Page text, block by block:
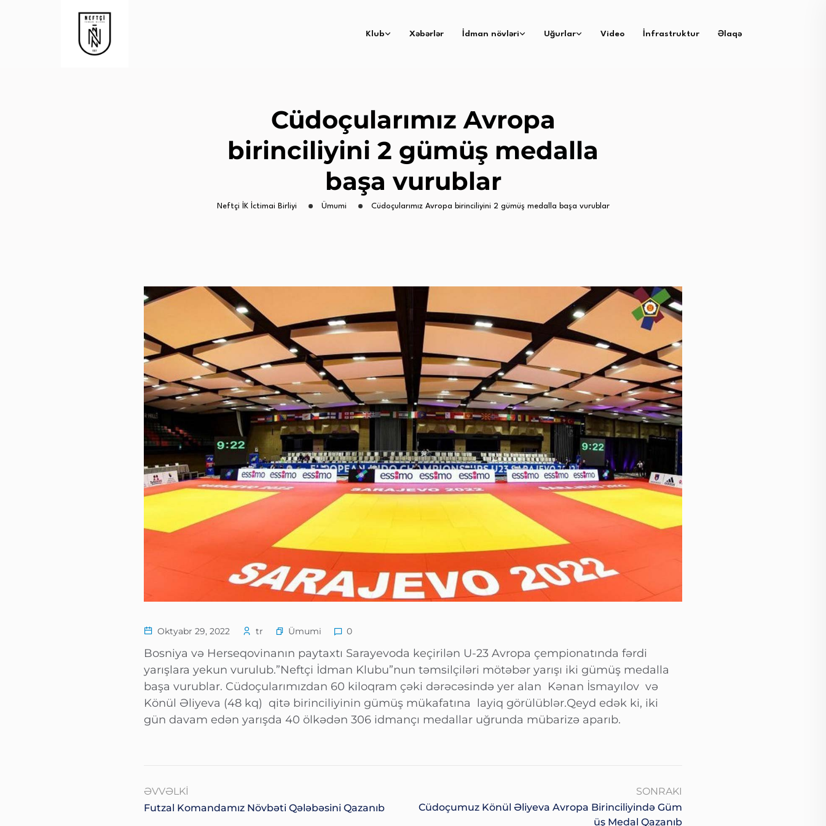
Klub Xəbərlər İdman növləri Uğurlar Video İnfrastruktur Əlaqə
Cüdoçularımız Avropa
birinciliyini 2 gümüş medalla
başa vurublar
Neftçi İK İctimai Birliyi Ümumi Cüdoçularımız Avropa birinciliyini 2 gümüş medalla başa vurublar
Oktyabr 29, 2022 tr Ümumi 0
Bosniya və Herseqovinanın paytaxtı Sarayevoda keçirilən U-23 Avropa çempionatında fərdi
yarışlara yekun vurulub.”Neftçi İdman Klubu”nun təmsilçiləri mötəbər yarışı iki gümüş medalla
başa vurublar. Cüdoçularımızdan 60 kiloqram çəki dərəcəsində yer alan Kənan İsmayılov və
Könül Əliyeva (48 kq) qitə birinciliyinin gümüş mükafatına layiq görülüblər.Qeyd edək ki, iki
gün davam edən yarışda 40 ölkədən 306 idmançı medallar uğrunda mübarizə aparıb.
ƏVVƏLKI
Futzal Komandamız Növbəti Qələbəsini Qazanıb
SONRAKI
Cüdoçumuz Könül Əliyeva Avropa Birinciliyində Güm
Üş Medal Qazanıb